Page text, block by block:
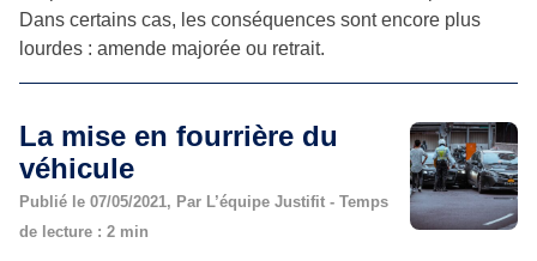
Dans certains cas, les conséquences sont encore plus
lourdes : amende majorée ou retrait.
La mise en fourrière du
véhicule
Publié le 07/05/2021, Par L’équipe Justifit - Temps
de lecture : 2 min